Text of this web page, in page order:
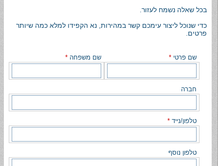
בכל שאלה נשמח לעזור.
כדי שנוכל ליצור עימכם קשר במהירות, נא הקפידו למלא כמה שיותר
פרטים.
שם פרטי * שם משפחה *
חברה
טלפון/נייד *
טלפון נוסף